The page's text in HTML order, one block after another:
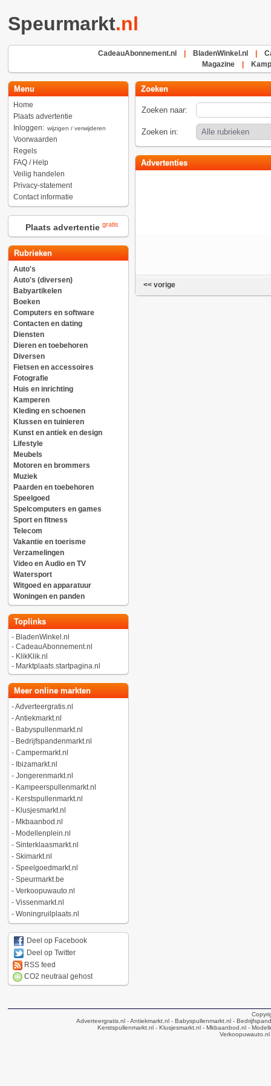
Speurmarkt.nl
CadeauAbonnement.nl BladenWinkel.nl
Magazine
Menu
Home
Plaats advertentie
Inloggen: wijzigen / verwijderen
Voorwaarden
Regels
FAQ / Help
Veilig handelen
Privacy-statement
Contact informatie
Plaats advertentie gratis
Rubrieken
Auto's
Auto's (diversen)
Babyartikelen
Boeken
Computers en software
Contacten en dating
Diensten
Dieren en toebehoren
Diversen
Fietsen en accessoires
Fotografie
Huis en inrichting
Kamperen
Kleding en schoenen
Klussen en tuinieren
Kunst en antiek en design
Lifestyle
Meubels
Motoren en brommers
Muziek
Paarden en toebehoren
Speelgoed
Spelcomputers en games
Sport en fitness
Telecom
Vakantie en toerisme
Verzamelingen
Video en Audio en TV
Watersport
Witgoed en apparatuur
Woningen en panden
Toplinks
- BladenWinkel.nl
- CadeauAbonnement.nl
- KlikKlik.nl
- Marktplaats.startpagina.nl
Meer online markten
-Adverteergratis.nl
-Antiekmarkt.nl
- Babyspullenmarkt.nl
- Bedrijfspandenmarkt.nl
- Campermarkt.nl
- Ibizamarkt.nl
- Jongerenmarkt.nl
- Kampeerspullenmarkt.nl
- Kerstspullenmarkt.nl
- Klusjesmarkt.nl
- Mkbaanbod.nl
- Modellenplein.nl
- Sinterklaasmarkt.nl
- Skimarkt.nl
- Speelgoedmarkt.nl
- Speurmarkt.be
- Verkoopuwauto.nl
- Vissenmarkt.nl
- Woningruilplaats.nl
Deel op Facebook
Deel op Twitter
RSS feed
CO2 neutraal gehost
Zoeken
Zoeken naar:
Zoeken in:
Advertenties
<< vorige
Adverteergratis.nl - Antiekmarkt.nl - Babyspullenmarkt.nl -
Kerstspullenmarkt.nl - Klusjesmarkt.nl - Mkbaanbod.nl -
Verkoopuwauto.nl